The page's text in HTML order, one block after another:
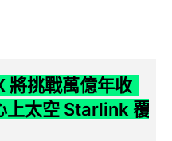
將挑戰萬億年收
上太空 Starlink 覆